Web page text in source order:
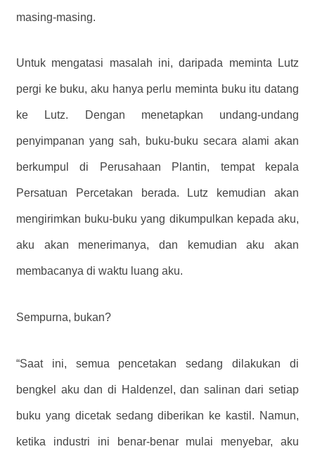
masing-masing.
Untuk mengatasi masalah ini, daripada meminta Lutz
pergi ke buku, aku hanya perlu meminta buku itu datang
ke Lutz. Dengan menetapkan undang-undang
penyimpanan yang sah, buku-buku secara alami akan
berkumpul di Perusahaan Plantin, tempat kepala
Persatuan Percetakan berada. Lutz kemudian akan
mengirimkan buku-buku yang dikumpulkan kepada aku,
aku akan menerimanya, dan kemudian aku akan
membacanya di waktu luang aku.
Sempurna, bukan?
“Saat ini, semua pencetakan sedang dilakukan di
bengkel aku dan di Haldenzel, dan salinan dari setiap
buku yang dicetak sedang diberikan ke kastil. Namun,
ketika industri ini benar-benar mulai menyebar, aku